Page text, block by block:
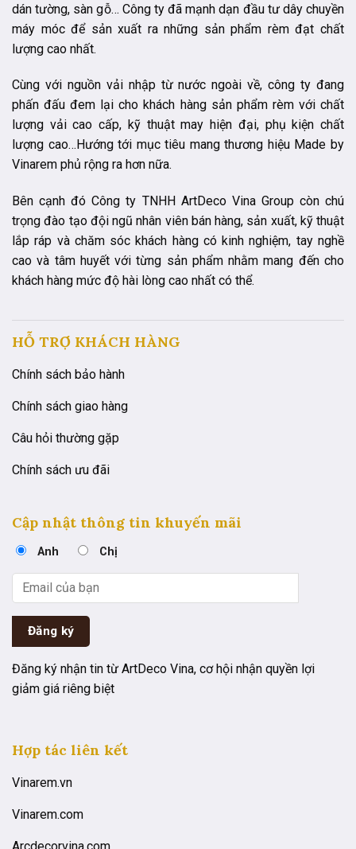
dán tường, sàn gỗ… Công ty đã mạnh dạn đầu tư dây chuyền
máy móc để sản xuất ra những sản phẩm rèm đạt chất
lượng cao nhất.
Cùng với nguồn vải nhập từ nước ngoài về, công ty đang
phấn đấu đem lại cho khách hàng sản phẩm rèm với chất
lượng vải cao cấp, kỹ thuật may hiện đại, phụ kiện chất
lượng cao…Hướng tới mục tiêu mang thương hiệu Made by
Vinarem phủ rộng ra hơn nữa.
Bên cạnh đó Công ty TNHH ArtDeco Vina Group còn chú
trọng đào tạo đội ngũ nhân viên bán hàng, sản xuất, kỹ thuật
lắp ráp và chăm sóc khách hàng có kinh nghiệm, tay nghề
cao và tâm huyết với từng sản phẩm nhằm mang đến cho
khách hàng mức độ hài lòng cao nhất có thể.
HỖ TRỢ KHÁCH HÀNG
Chính sách bảo hành
Chính sách giao hàng
Câu hỏi thường gặp
Chính sách ưu đãi
Cập nhật thông tin khuyến mãi
Anh Chị
Đăng ký nhận tin từ ArtDeco Vina, cơ hội nhận quyền lợi
giảm giá riêng biệt
Hợp tác liên kết
Vinarem.vn
Vinarem.com
Arcdecorvina.com